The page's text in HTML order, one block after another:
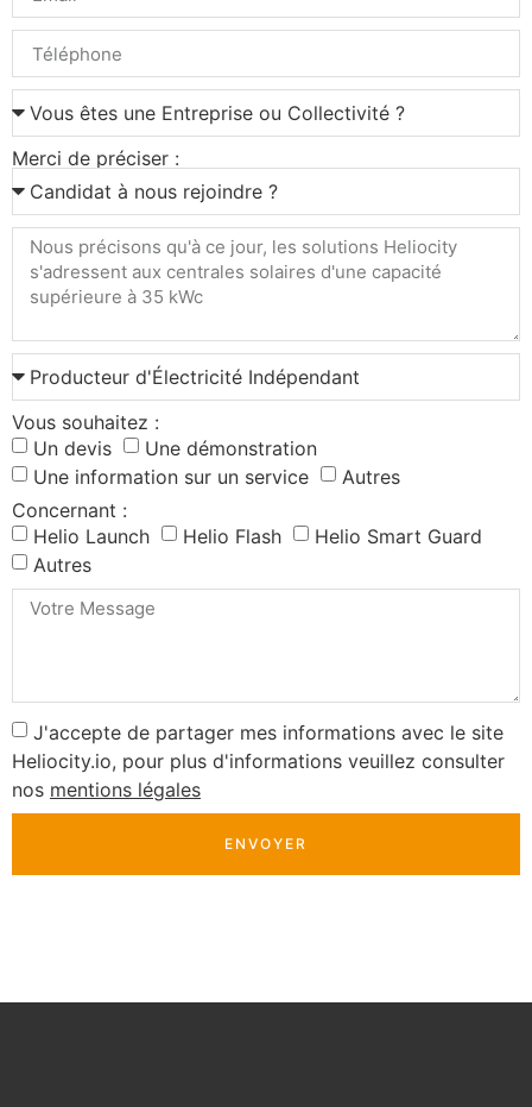
Merci de préciser :
Vous souhaitez :
Un devis
Une démonstration
Une information sur un service
Autres
Concernant :
Helio Launch
Helio Flash
Helio Smart Guard
Autres
J'accepte de partager mes informations avec le site
Heliocity.io, pour plus d'informations veuillez consulter
nos mentions légales
ENVOYER